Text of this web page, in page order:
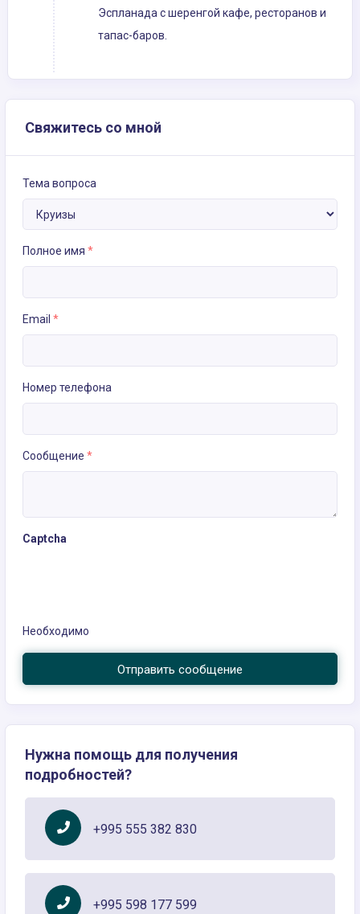
Эспланада с шеренгой кафе, ресторанов и
тапас-баров.
Свяжитесь со мной
Тема вопроса
Полное имя *
Email *
Номер телефона
Сообщение *
Captcha
Необходимо
Отправить сообщение
Нужна помощь для получения
подробностей?
+995 555 382 830
+995 598 177 599